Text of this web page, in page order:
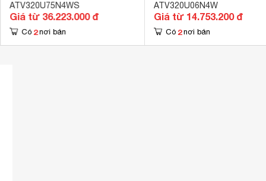
ATV320U75N4WS
Giá từ 36.223.000 đ
Có 2 nơi bán
ATV320U06N4W
Giá từ 14.753.200 đ
Có 2 nơi bán